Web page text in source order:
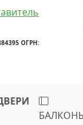
ОГРН: